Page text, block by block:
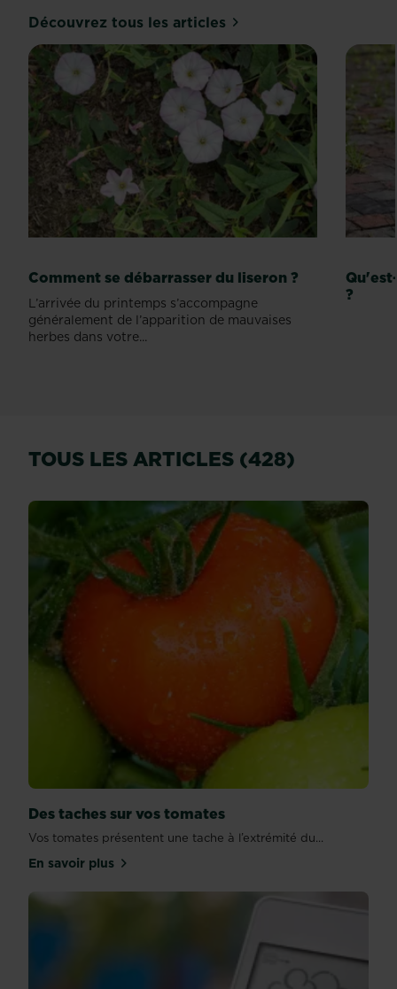
Découvrez tous les articles
Comment se débarrasser du liseron ?
L’arrivée du printemps s’accompagne
généralement de l’apparition de mauvaises
herbes dans votre...
?
TOUS LES ARTICLES (428)
Des taches sur vos tomates
Vos tomates présentent une tache à l’extrémité du...
En savoir plussur Des taches sur vos tomates